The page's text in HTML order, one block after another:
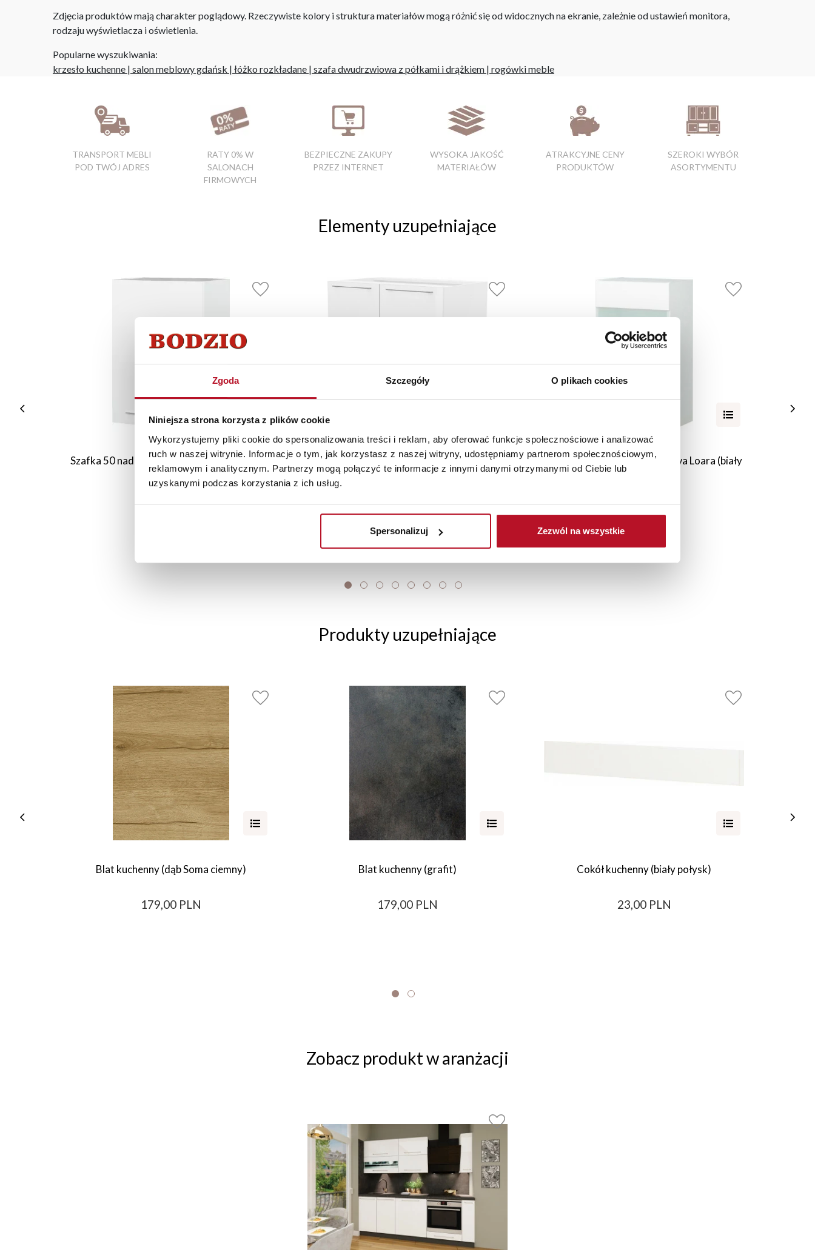
Zgoda Szczegóły O plikach cookies
Niniejsza strona korzysta z plików cookie
Wykorzystujemy pliki cookie do spersonalizowania treści i reklam, aby oferować funkcje społecznościowe i analizować
ruch w naszej witrynie. Informacje o tym, jak korzystasz z naszej witryny, udostępniamy partnerom społecznościowym,
reklamowym i analitycznym. Partnerzy mogą połączyć te informacje z innymi danymi otrzymanymi od Ciebie lub
uzyskanymi podczas korzystania z ich usług.
Spersonalizuj Zezwól na wszystkie
Zdjęcia produktów mają charakter poglądowy. Rzeczywiste kolory i struktura materiałów mogą różnić się od widocznych na ekranie, zależnie od ustawień monitora,
rodzaju wyświetlacza i oświetlenia.
Popularne wyszukiwania:
krzesło kuchenne | salon meblowy gdańsk | łóżko rozkładane | szafa dwudrzwiowa z półkami i drążkiem | rogówki meble
TRANSPORT MEBLI
POD TWÓJ ADRES
RATY 0% W
SALONACH
FIRMOWYCH
BEZPIECZNE ZAKUPY
PRZEZ INTERNET
WYSOKA JAKOŚĆ
MATERIAŁÓW
ATRAKCYJNE CENY
PRODUKTÓW
SZEROKI WYBÓR
ASORTYMENTU
Elementy uzupełniające
Szafka 50 nad okap lewa Loara (biały połysk) Szafka 90 dolna Loara (biały połysk)
Szafka 40 górna witryna prawa Loara (biały
Produkty uzupełniające
Blat kuchenny (dąb Soma ciemny)
179,00 PLN
Blat kuchenny (grafit)
179,00 PLN
Cokół kuchenny (biały połysk)
23,00 PLN
Zobacz produkt w aranżacji